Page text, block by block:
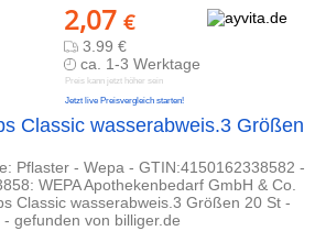
2,07 €
3.99 €
ca. 1-3 Werktage
Preis kann jetzt höher sein
Jetzt live Preisvergleich starten!
Classic wasserabweis.3 Größen
Pflaster - Wepa - GTIN:4150162338582 -
WEPA Apothekenbedarf GmbH & Co.
Classic wasserabweis.3 Größen 20 St -
gefunden von billiger.de